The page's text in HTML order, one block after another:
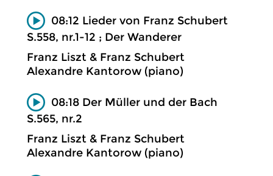
08:12 Lieder von Franz Schubert
S.558, nr.1-12 ; Der Wanderer
Franz Liszt & Franz Schubert
Alexandre Kantorow (piano)
08:18 Der Müller und der Bach
S.565, nr.2
Franz Liszt & Franz Schubert
Alexandre Kantorow (piano)